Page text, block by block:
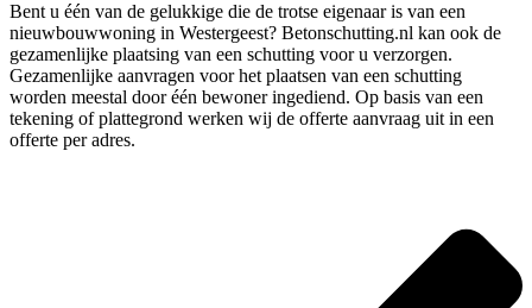
Bent u één van de gelukkige die de trotse eigenaar is van een
nieuwbouwwoning in Westergeest? Betonschutting.nl kan ook de
gezamenlijke plaatsing van een schutting voor u verzorgen.
Gezamenlijke aanvragen voor het plaatsen van een schutting
worden meestal door één bewoner ingediend. Op basis van een
tekening of plattegrond werken wij de offerte aanvraag uit in een
offerte per adres.